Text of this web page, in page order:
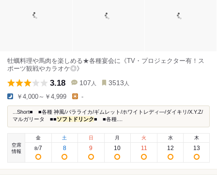
牡蠣料理や馬肉を楽しめる★各種宴会に《TV・プロジェクター有！ス
ポーツ観戦やカラオケ◎》
3.18 107 人 3513 人
￥4,000～￥4,999 -
...Short■ ■各種 神風/バラライカ/ギムレット/ホワイトレディ―/ダイキリ/X.Y.Z/
マルガリータ ■■ソフトドリンク■ ■各種....
空席
情報
金
8/7
土
8
日
9
月
10
火
11
水
12
木
13